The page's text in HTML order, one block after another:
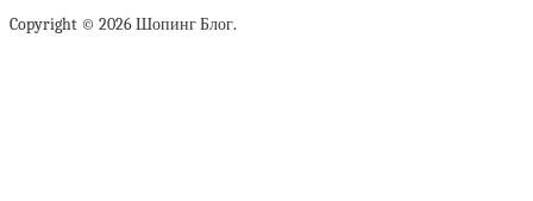
Copyright © 2026 Шопинг Блог.